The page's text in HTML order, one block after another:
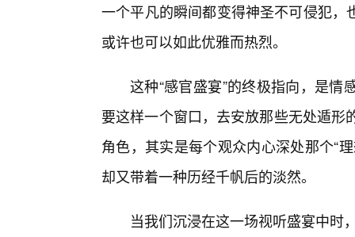
一个平凡的瞬间都变得神圣不可侵犯
或许也可以如此优雅而热烈。
这种“感官盛宴”的终极指向，是
要这样一个窗口，去安放那些无处遁
角色，其实是每个观众内心深处那个“
却又带着一种历经千帆后的淡然。
当我们沉浸在这一场视听盛宴中时